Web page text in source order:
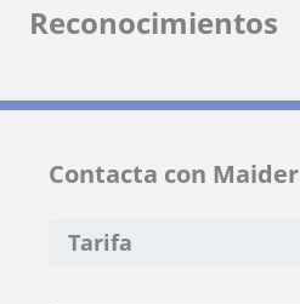
Reconocimientos
Contacta con Maider
Tarifa